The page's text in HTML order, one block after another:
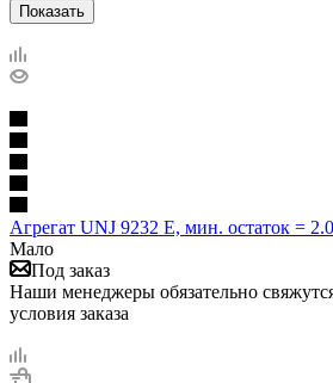
Показать
Агрегат UNJ 9232 E, мин. остаток =
Мало
Под заказ
Наши менеджеры обязательно
условия заказа